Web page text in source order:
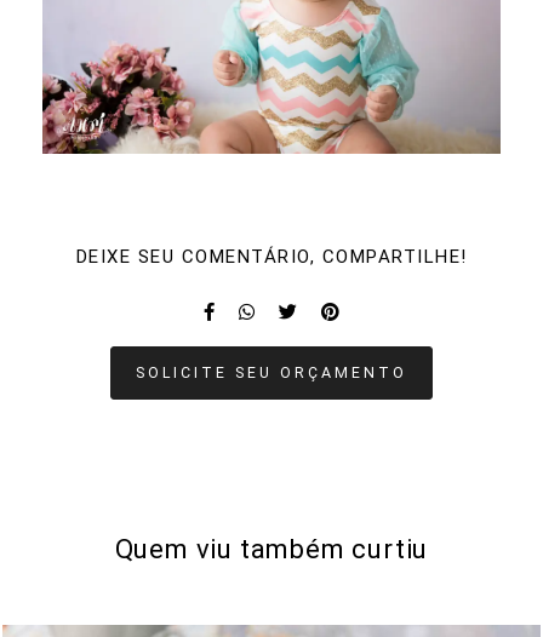
DEIXE SEU COMENTÁRIO, COMPARTILHE!
SOLICITE SEU ORÇAMENTO
Quem viu também curtiu